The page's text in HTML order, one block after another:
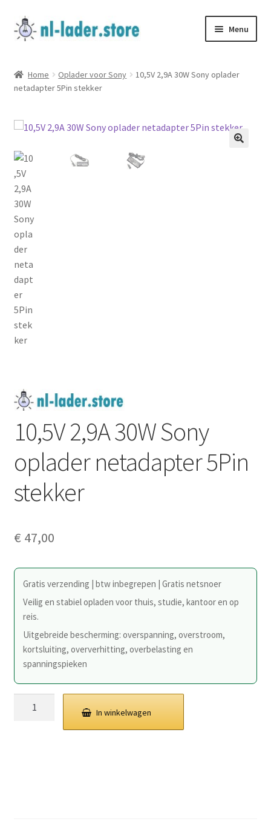
Ga
door
navigatie
Ga
naar
inhoud
Menu
Algemene Voorwaarden
Bestelling
Betalen
CONTACTEER ONS
Garantie & Retour
Levering
My Account
Over Ons
Privacybeleid
Home Oplader voor Sony
10,5V 2,9A 30W Sony oplader
netadapter 5Pin stekker
10,5V 2,9A 30W Sony
oplader netadapter 5Pin
stekker
€ 47,00
Gratis verzending | btw inbegrepen | Gratis netsnoer
Veilig en stabiel opladen voor thuis, studie, kantoor en op
reis.
Uitgebreide bescherming: overspanning, overstroom,
kortsluiting, oververhitting, overbelasting en
spanningspieken
In winkelwagen